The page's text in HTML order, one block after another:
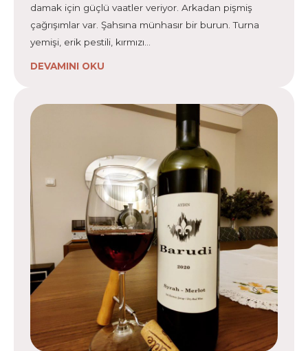
damak için güçlü vaatler veriyor. Arkadan pişmiş
çağrışımlar var. Şahsına münhasır bir burun. Turna
yemişi, erik pestili, kırmızı…
DEVAMINI OKU